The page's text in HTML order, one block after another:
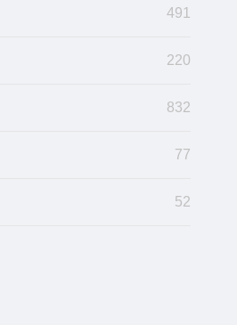
491
220
832
77
52